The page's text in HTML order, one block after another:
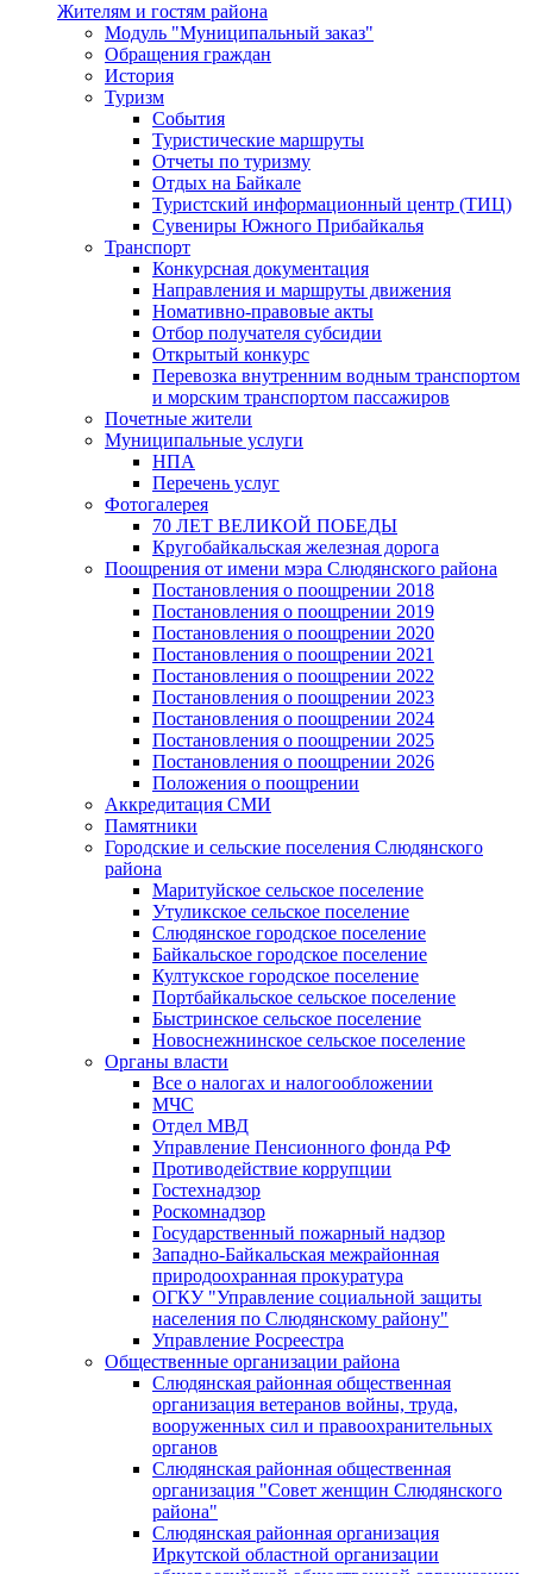
Жителям и гостям района
Модуль "Муниципальный заказ"
Обращения граждан
История
Туризм
События
Туристические маршруты
Отчеты по туризму
Отдых на Байкале
Туристский информационный центр (ТИЦ)
Сувениры Южного Прибайкалья
Транспорт
Конкурсная документация
Направления и маршруты движения
Номативно-правовые акты
Отбор получателя субсидии
Открытый конкурс
Перевозка внутренним водным транспортом
и морским транспортом пассажиров
Почетные жители
Муниципальные услуги
НПА
Перечень услуг
Фотогалерея
70 ЛЕТ ВЕЛИКОЙ ПОБЕДЫ
Кругобайкальская железная дорога
Поощрения от имени мэра Слюдянского района
Постановления о поощрении 2018
Постановления о поощрении 2019
Постановления о поощрении 2020
Постановления о поощрении 2021
Постановления о поощрении 2022
Постановления о поощрении 2023
Постановления о поощрении 2024
Постановления о поощрении 2025
Постановления о поощрении 2026
Положения о поощрении
Аккредитация СМИ
Памятники
Городские и сельские поселения Слюдянского
района
Маритуйское сельское поселение
Утуликское сельское поселение
Слюдянское городское поселение
Байкальское городское поселение
Култукское городское поселение
Портбайкальское сельское поселение
Быстринское сельское поселение
Новоснежнинское сельское поселение
Органы власти
Все о налогах и налогообложении
МЧС
Отдел МВД
Управление Пенсионного фонда РФ
Противодействие коррупции
Гостехнадзор
Роскомнадзор
Государственный пожарный надзор
Западно-Байкальская межрайонная
природоохранная прокуратура
ОГКУ "Управление социальной защиты
населения по Слюдянскому району"
Управление Росреестра
Общественные организации района
Слюдянская районная общественная
организация ветеранов войны, труда,
вооруженных сил и правоохранительных
органов
Слюдянская районная общественная
организация "Совет женщин Слюдянского
района"
Слюдянская районная организация
Иркутской областной организации